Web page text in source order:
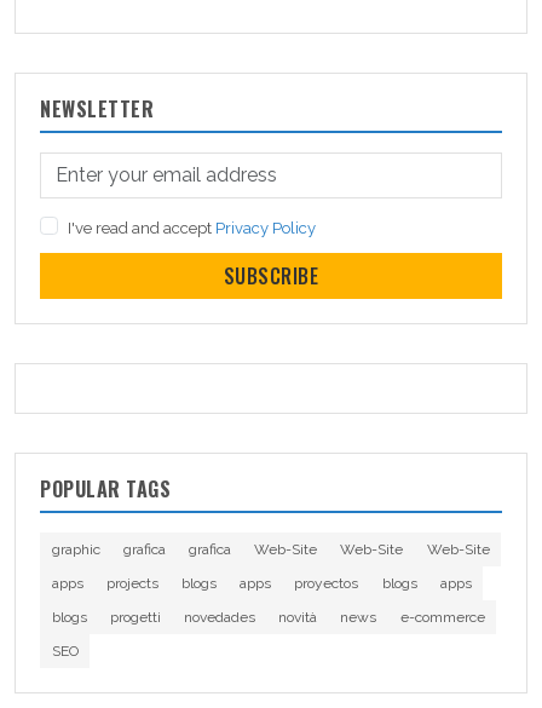
NEWSLETTER
I've read and accept Privacy Policy
SUBSCRIBE
POPULAR TAGS
graphic grafica grafica Web-Site Web-Site
Web-Site
apps
projects blogs apps proyectos blogs
apps
blogs
progetti novedades novità news
e-commerce
SEO